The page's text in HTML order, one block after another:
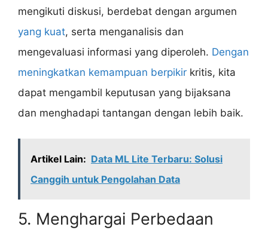
mengikuti diskusi, berdebat dengan argumen
yang kuat, serta menganalisis dan
mengevaluasi informasi yang diperoleh. Dengan
meningkatkan kemampuan berpikir kritis, kita
dapat mengambil keputusan yang bijaksana
dan menghadapi tantangan dengan lebih baik.
Artikel Lain: Data ML Lite Terbaru: Solusi
Canggih untuk Pengolahan Data
5. Menghargai Perbedaan